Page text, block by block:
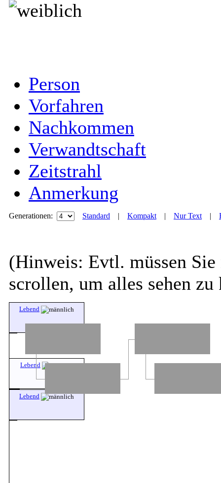
Person
Vorfahren
Nachkommen
Verwandtschaft
Zeitstrahl
Anmerkung
Generationen: Standard | Kompakt| Nur Text|
(Hinweis: Evtl. müssen Sie
scrollen, um alles sehen zu
Lebend
Lebend
Lebend